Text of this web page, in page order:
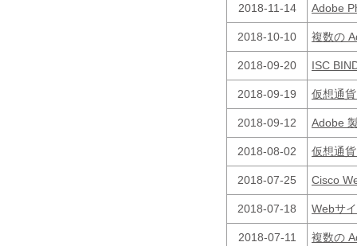
2018-11-14 Adobe
2018-10-10 複数の
2018-09-20 ISC
2018-09-19 仮想通
2018-09-12 Adobe
2018-08-02 仮想通
2018-07-25 Cisco
2018-07-18 Webサ
2018-07-11 複数の